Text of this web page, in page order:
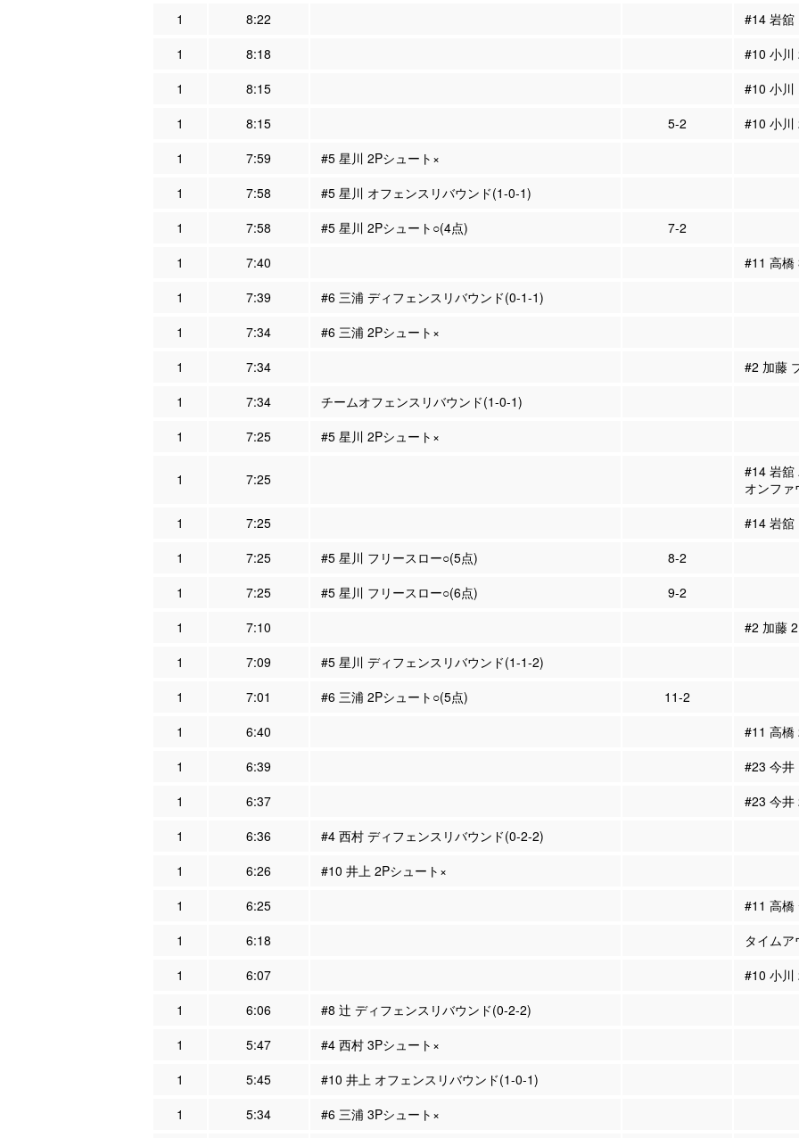
1
8:22
#14 岩舘
1
8:18
#10 小川
1
8:15
#10 小川
1
8:15 5-2
#10 小川
1
7:59
#5 星川 2Pシュート×
1
7:58
#5 星川 オフェンスリバウンド(1-0-1)
1
7:58 #5 星川 2Pシュート○(4点)
7-2
1
7:40
#11 高橋
1
7:39
#6 三浦 ディフェンスリバウンド(0-1-1)
1
7:34
#6 三浦 2Pシュート×
1
7:34
#2 加藤
1
7:34
チームオフェンスリバウンド(1-0-1)
1
7:25 #5 星川 2Pシュート×
1 7:25
#14 岩舘
オンファ
1
7:25
#14 岩
1
7:25 #5 星川 フリースロー○(5点)
8-2
1
7:25 #5 星川 フリースロー○(6点)
9-2
1
7:10
#2 加藤
1
7:09
#5 星川 ディフェンスリバウンド(1-1-2)
1
7:01 #6 三浦 2Pシュート○(5点)
11-2
1
6:40
#11 高橋
1
6:39
#23 今井
1
6:37
#23 今井
1
6:36
#4 西村 ディフェンスリバウンド(0-2-2)
1
6:26
#10 井上 2Pシュート×
1
6:25
#11 高橋
1
6:18
タイムア
1
6:07
#10 小川
1
6:06
#8 辻 ディフェンスリバウンド(0-2-2)
1
5:47
#4 西村 3Pシュート×
1
5:45
#10 井上 オフェンスリバウンド(1-0-1)
1
5:34 #6 三浦 3Pシュート×